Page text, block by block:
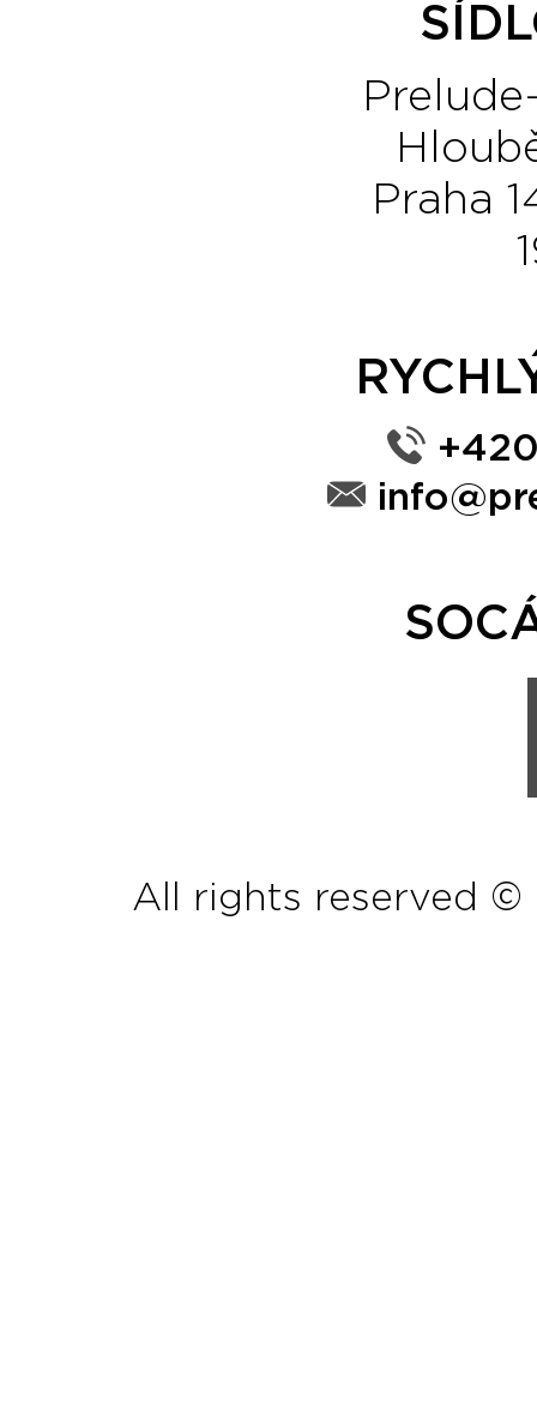
Praha
All rights reserved ©